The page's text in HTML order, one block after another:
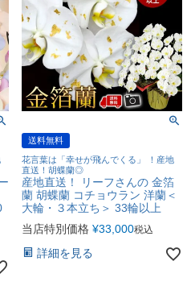
送料無料
花言葉は「幸せが飛んでくる」 ！産地
直送！胡蝶蘭◎
産地直送！ リーフさんの 金箔
蘭 胡蝶蘭 コチョウラン 洋蘭＜
大輪・３本立ち＞ 33輪以上
当店特別価格 ¥33,000税込
詳細を見る